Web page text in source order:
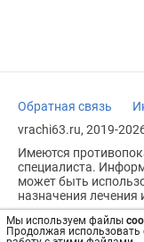
Мы используем файлы
Продолжая использовать
Обратная связь
vrachi63.ru, 2019-
Имеются
специалиста.
может быть
назначения лечения
Возрастное